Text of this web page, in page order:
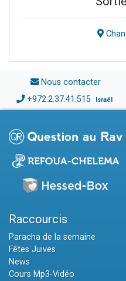
Nous contacter
+972.2.37.41.515 Israël
Raccourcis
Paracha de la semaine
Fêtes Juives
News
Cours Mp3-Vidéo